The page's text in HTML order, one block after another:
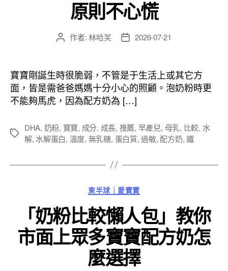
原則不心慌
文
者
作者:林哈芙
文
佈
日
期
2026-07-21
寶寶剛誕生時很脆弱，不管是于生活上或其它方
面，皆是需爸爸媽媽十分小心的照顧。泡奶粉時更
不能夠馬虎，因為配方奶為 […]
標
DHA, 奶粉, 寶寶, 成分, 成長, 推薦, 早產兒, 母乳, 比較, 水
解, 水解蛋白, 溫度, 無乳糖, 蛋白質,過敏,配方奶,鐵
分
類
東半球｜愛寶寶
「奶粉比較懶人包」教你
市面上眾多寶寶配方奶怎
麼選擇